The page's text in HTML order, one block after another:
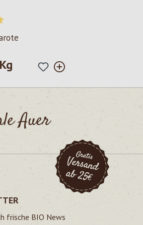
Bewertung von 5 von 5 Sternen
Auer
frische BIO News